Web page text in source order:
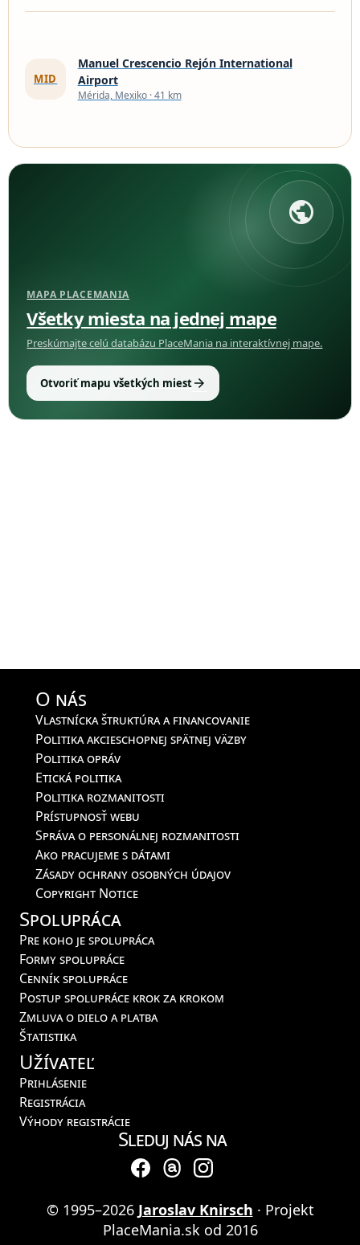
MID
Manuel Crescencio Rejón International
Airport
Mérida, Mexiko · 41 km
public
MAPA PLACEMANIA
Všetky miesta na jednej mape
Preskúmajte celú databázu PlaceMania na interaktívnej mape.
Otvoriť mapu všetkých miestarrow_forward
O nás
Vlastnícka štruktúra a financovanie
Politika akcieschopnej spätnej väzby
Politika opráv
Etická politika
Politika rozmanitosti
Prístupnosť webu
Správa o personálnej rozmanitosti
Ako pracujeme s dátami
Zásady ochrany osobných údajov
Copyright Notice
Spolupráca
Pre koho je spolupráca
Formy spolupráce
Cenník spolupráce
Postup spolupráce krok za krokom
Zmluva o dielo a platba
Štatistika
Užívateľ
Prihlásenie
Registrácia
Výhody registrácie
Sleduj nás na
© 1995–2026 Jaroslav Knirsch · Projekt
PlaceMania.sk od 2016